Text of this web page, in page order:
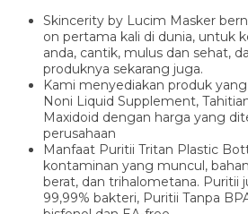
Skincerity by Lucim Masker
on pertama kali di dunia, untuk
anda, cantik, mulus dan sehat,
produknya sekarang juga.
Kami menyediakan produk
Noni Liquid Supplement,
Maxidoid dengan harga yang
perusahaan
Manfaat Puritii Tritan Plastic
kontaminan yang muncul,
berat, dan trihalometana. Puritii
99,99% bakteri, Puritii Tanpa